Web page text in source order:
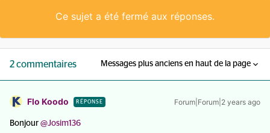
Ce sujet a été fermé aux réponses.
2 commentaires Messages plus anciens en haut de la page
Flo Koodo RÉPONSE Forum|Forum|2 years ago
Bonjour @Josim136